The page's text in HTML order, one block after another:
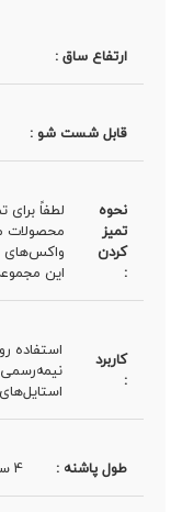
ارتفاع ساق :
قابل شست شو :
نحوه
تمیز
کردن
:
لطفاً برای
محصولات
واکس‌های
این
کاربرد
:
استفاده
نیمه‌رسمی
طول پاشنه : 4 سانتی متر